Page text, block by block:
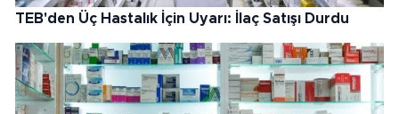
TEB'den Üç Hastalık İçin Uyarı: İlaç Satışı Durdu